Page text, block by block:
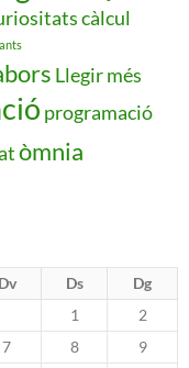
càlcul
Llegir més
programació
òmnia
Dv Ds
Dg
1
2
7 8
9